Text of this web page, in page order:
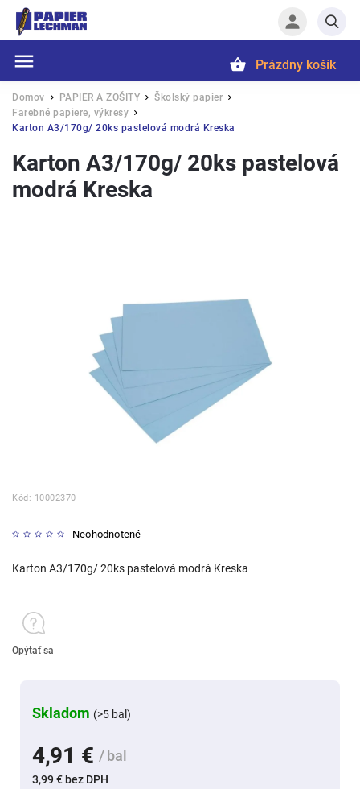
Prázdny košík
Domov / PAPIER A ZOŠITY / Školský papier /
Farebné papiere, výkresy /
Karton A3/170g/ 20ks pastelová modrá Kreska
Karton A3/170g/ 20ks pastelová
modrá Kreska
Kód: 10002370
Neohodnotené
4,91 € / bal
3,99 € bez DPH
Skladom (>5 bal)
Karton A3/170g/ 20ks pastelová modrá Kreska
Opýtať sa